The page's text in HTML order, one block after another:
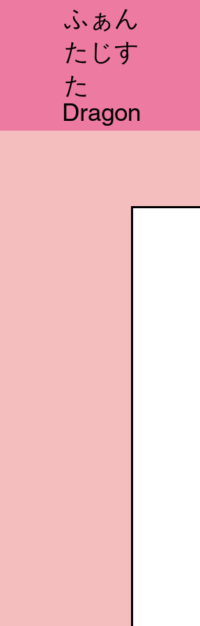
​ふぁん
たじす
た
Dragon